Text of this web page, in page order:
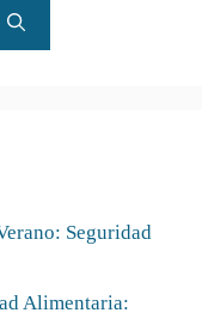
Seguridad
Alimentaria: